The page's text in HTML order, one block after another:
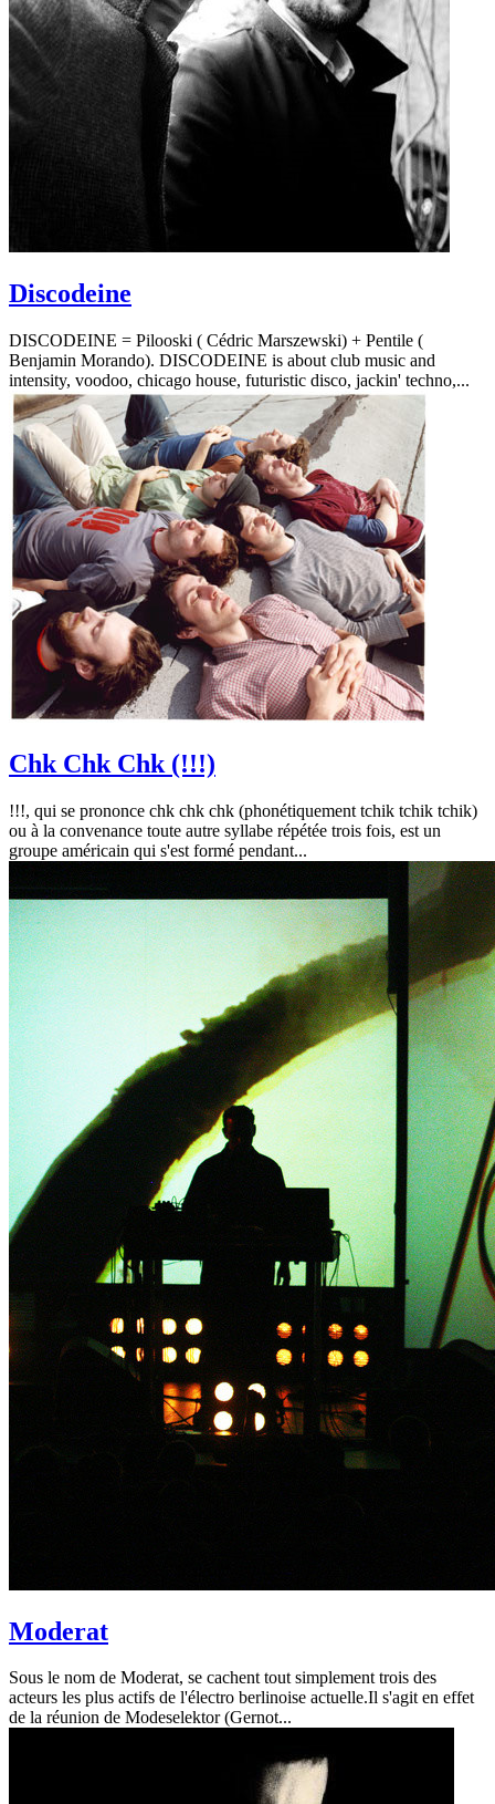
Discodeine
DISCODEINE = Pilooski ( Cédric Marszewski) + Pentile (
Benjamin Morando). DISCODEINE is about club music and
intensity, voodoo, chicago house, futuristic disco, jackin' techno,...
Chk Chk Chk (!!!)
!!!, qui se prononce chk chk chk (phonétiquement tchik tchik tchik)
ou à la convenance toute autre syllabe répétée trois fois, est un
groupe américain qui s'est formé pendant...
Moderat
Sous le nom de Moderat, se cachent tout simplement trois des
acteurs les plus actifs de l'électro berlinoise actuelle.Il s'agit en effet
de la réunion de Modeselektor (Gernot...